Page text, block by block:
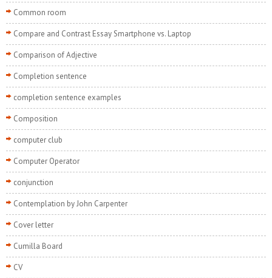
Common room
Compare and Contrast Essay Smartphone vs. Laptop
Comparison of Adjective
Completion sentence
completion sentence examples
Composition
computer club
Computer Operator
conjunction
Contemplation by John Carpenter
Cover letter
Cumilla Board
CV